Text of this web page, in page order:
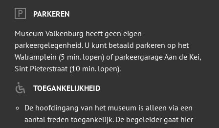
PARKEREN
Museum Valkenburg heeft geen eigen
parkeergelegenheid. U kunt betaald parkeren op het
Walramplein (5 min. lopen) of parkeergarage Aan de Kei,
Sint Pieterstraat (10 min. lopen).
TOEGANKELIJKHEID
De hoofdingang van het museum is alleen via een
aantal treden toegankelijk. De begeleider gaat hier